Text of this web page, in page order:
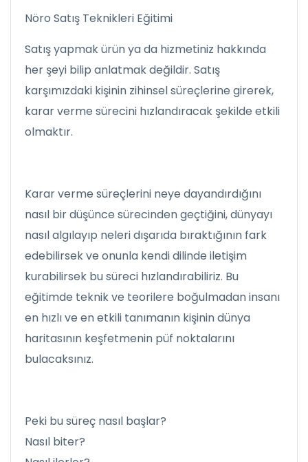
Nöro Satış Teknikleri Eğitimi
Satış yapmak ürün ya da hizmetiniz hakkında
her şeyi bilip anlatmak değildir. Satış
karşımızdaki kişinin zihinsel süreçlerine girerek,
karar verme sürecini hızlandıracak şekilde etkili
olmaktır.
Karar verme süreçlerini neye dayandırdığını
nasıl bir düşünce sürecinden geçtiğini, dünyayı
nasıl algılayıp neleri dışarıda bıraktığının fark
edebilirsek ve onunla kendi dilinde iletişim
kurabilirsek bu süreci hızlandırabiliriz. Bu
eğitimde teknik ve teorilere boğulmadan insanı
en hızlı ve en etkili tanımanın kişinin dünya
haritasının keşfetmenin püf noktalarını
bulacaksınız.
Peki bu süreç nasıl başlar?
Nasıl biter?